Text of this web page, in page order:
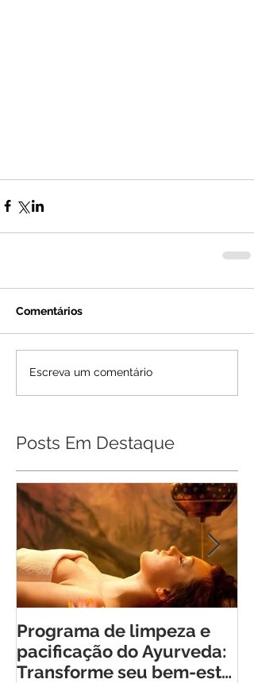
Comentários
Escreva um comentário
Posts Em Destaque
Programa de limpeza e
pacificação do Ayurveda:
Transforme seu bem-estar